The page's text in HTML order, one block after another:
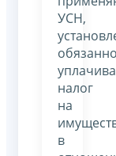
УСН,
налог
на
в